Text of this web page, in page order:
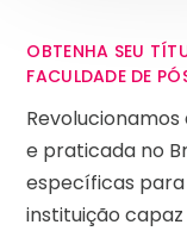
OBTENHA SEU
FACULDADE DE
e praticada no
específicas para
instituição